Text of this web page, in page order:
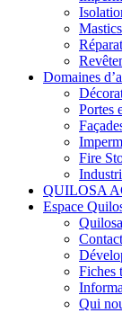
Mastics
Domaines
Portes
Fire
QUILOSA
Espace
Fiches
Qui